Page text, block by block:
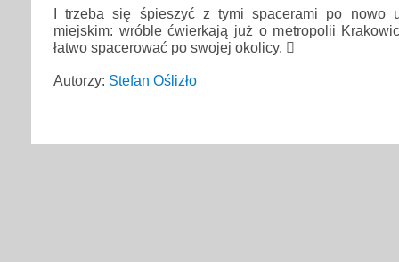
I trzeba się śpieszyć z tymi spacerami po nowo
miejskim: wróble ćwierkają już o metropolii
łatwo spacerować po swojej okolicy. 
Autorzy: Stefan Oślizło